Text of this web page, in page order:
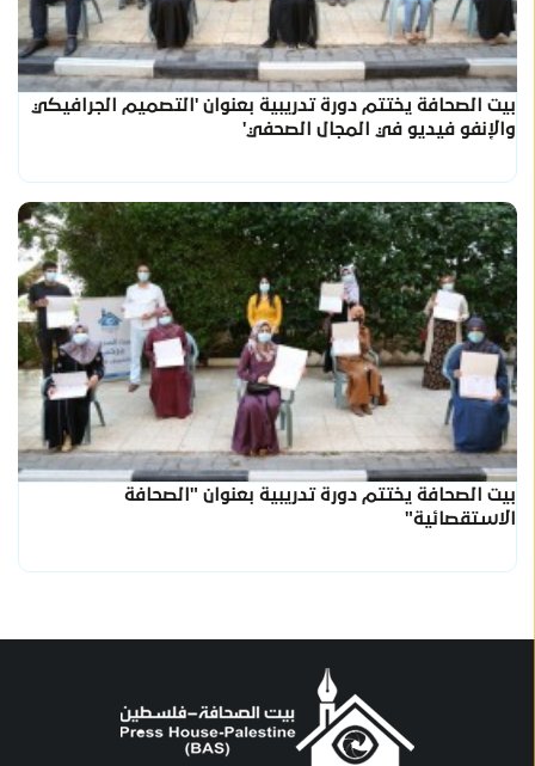
بيت الصحافة يختتم دورة تدريبية بعنوان 'التصميم الجرافيكي
والإنفو فيديو في المجال الصحفي'
بيت الصحافة يختتم دورة تدريبية بعنوان "الصحافة
الاستقصائية"